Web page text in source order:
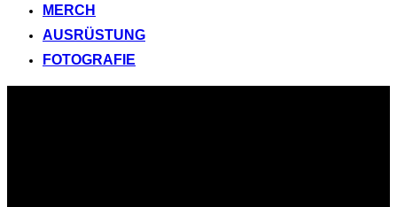
MERCH
AUSRÜSTUNG
FOTOGRAFIE